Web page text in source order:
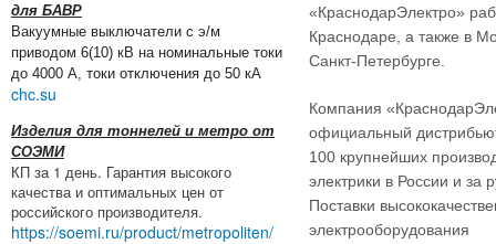
для БАВР
Вакуумные выключатели с э/м
приводом 6(10) кВ на номинальные токи
до 4000 А, токи отключения до 50 кА
chc.su
Изделия для тоннелей и метро от
СОЭМИ
КП за 1 день. Гарантия высокого
качества и оптимальных цен от
российского производителя.
https://soemi.ru/product/metropoliten/
«КраснодарЭлектро»
Краснодаре, а также в
Санкт-Петербурге.
Компания
официальный
100 крупнейших
электрики в России и за
Поставки
электрооборудования